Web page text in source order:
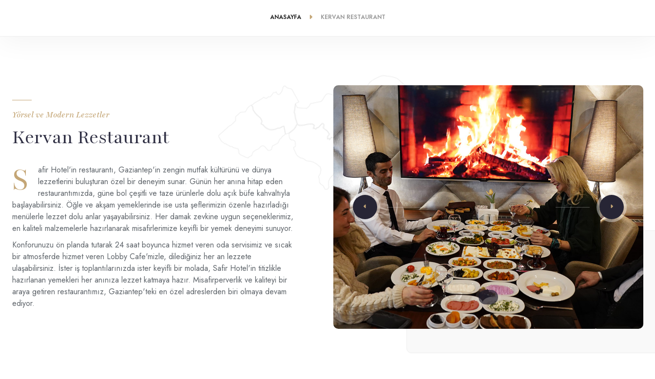
ANASAYFA KERVAN RESTAURANT
Yörsel ve Modern Lezzetler
Kervan Restaurant
S
afir Hotel'in restaurantı, Gaziantep'in zengin mutfak kültürünü ve dünya
lezzetlerini buluşturan özel bir deneyim sunar. Günün her anına hitap eden
restaurantımızda, güne bol çeşitli ve taze ürünlerle dolu açık büfe kahvaltıyla
başlayabilirsiniz. Öğle ve akşam yemeklerinde ise usta şeflerimizin özenle hazırladığı
menülerle lezzet dolu anlar yaşayabilirsiniz. Her damak zevkine uygun seçeneklerimiz,
en kaliteli malzemelerle hazırlanarak misafirlerimize keyifli bir yemek deneyimi sunuyor.
Konforunuzu ön planda tutarak 24 saat boyunca hizmet veren oda servisimiz ve sıcak
bir atmosferde hizmet veren Lobby Cafe'mizle, dilediğiniz her an lezzete
ulaşabilirsiniz. İster iş toplantılarınızda ister keyifli bir molada, Safir Hotel'in titizlikle
hazırlanan yemekleri her anınıza lezzet katmaya hazır. Misafirperverlik ve kaliteyi bir
araya getiren restaurantımız, Gaziantep'teki en özel adreslerden biri olmaya devam
ediyor.